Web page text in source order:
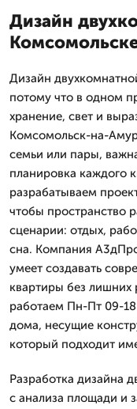
Дизайн
Дизайн
потому что в одном
хранение, свет и
Комсомольск-на-
семьи или пары,
планировка каждого
разрабатываем
чтобы пространство
сценарии: отдых,
сна. Компания
умеет создавать
квартиры без
работаем Пн-Пт 09-
дома, несущие
который подходит
Разработка дизайна
с анализа площади и